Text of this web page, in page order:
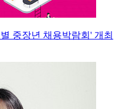
중장년 채용박람회' 개최